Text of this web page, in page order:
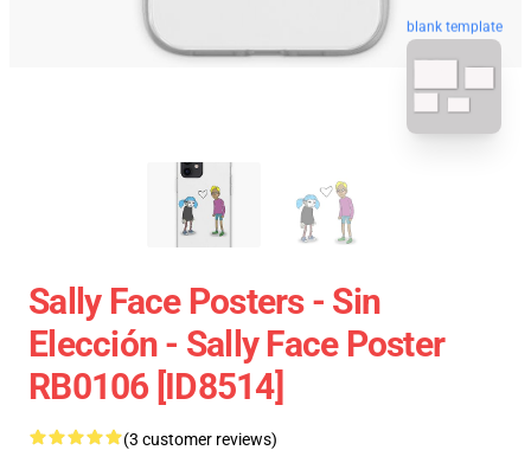
blank template
Sally Face Posters - Sin
Elección - Sally Face Poster
RB0106 [ID8514]
(3 customer reviews)